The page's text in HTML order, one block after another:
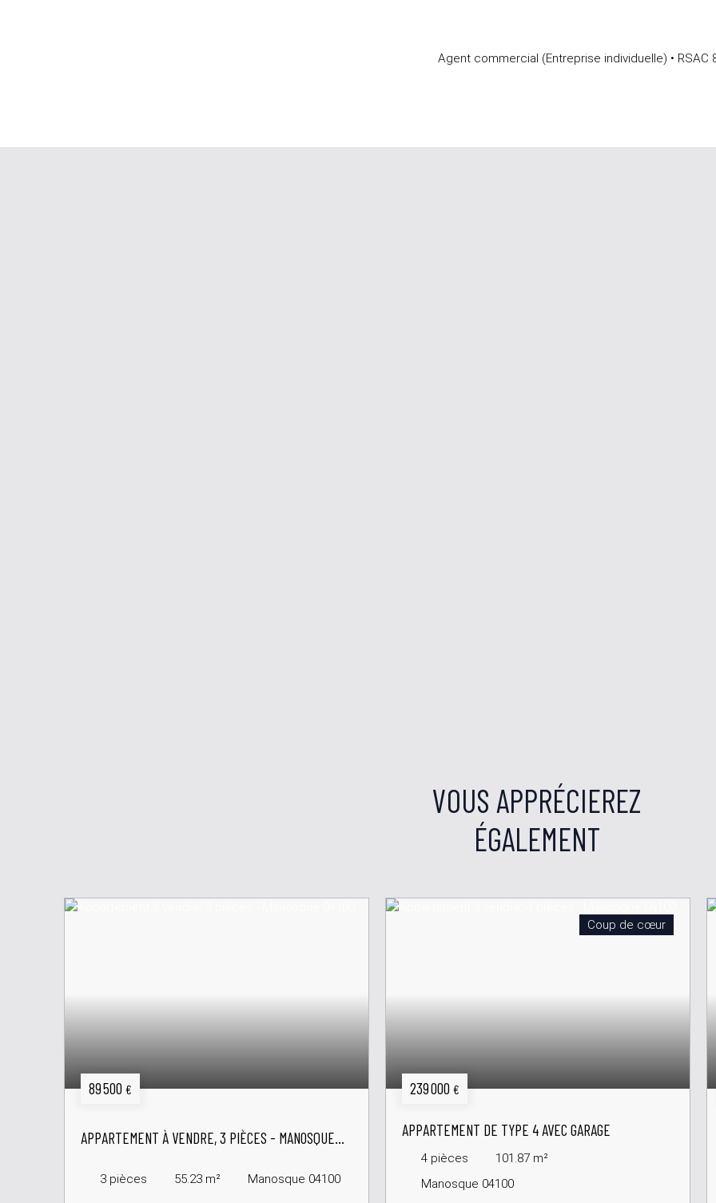
Agent commercial (Entreprise individuelle) • RSAC
VOUS APPRÉCIEREZ
ÉGALEMENT
89 500 €
APPARTEMENT À VENDRE, 3 PIÈCES - MANOSQUE
3 pièces 55.23 m² Manosque 04100
Coup de cœur
239 000 €
APPARTEMENT DE TYPE 4 AVEC GARAGE
4 pièces 101.87 m²
Manosque 04100